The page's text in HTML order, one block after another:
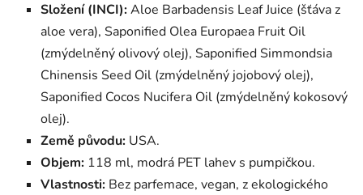
Složení (INCI):Aloe Barbadensis Leaf Juice (šťáva z
aloe vera), Saponified Olea Europaea Fruit Oil
(zmýdelněný olivový olej), Saponified Simmondsia
Chinensis Seed Oil (zmýdelněný jojobový olej),
Saponified Cocos Nucifera Oil (zmýdelněný kokosový
olej).
Země původu: USA.
Objem: 118 ml, modrá PET lahev s pumpičkou.
Vlastnosti: Bez parfemace, vegan, z ekologického